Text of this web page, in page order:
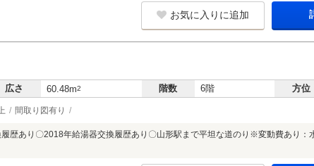
お気に入りに追加
広さ 60.48m2 階数 6階 方位
間取り図有り
歴あり〇2018年給湯器交換履歴あり〇山形駅まで平坦な道のり※変動費あり：